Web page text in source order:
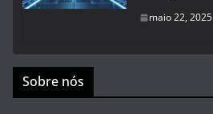
maio 22, 2025
Sobre nós